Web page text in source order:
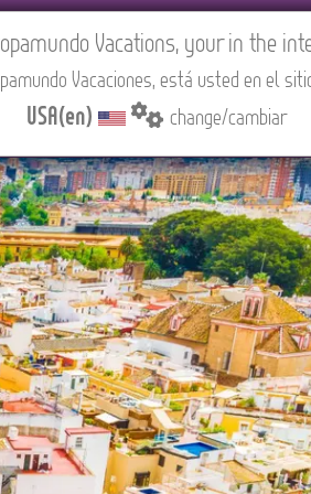
ABOUT US CONTACT
Vacations, your in the
Vacaciones, está usted en el
USA(en) change/cambiar